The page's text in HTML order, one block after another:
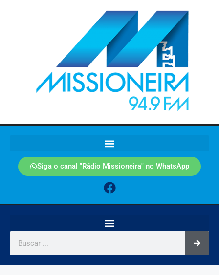
Siga o canal "Rádio Missioneira" no WhatsApp